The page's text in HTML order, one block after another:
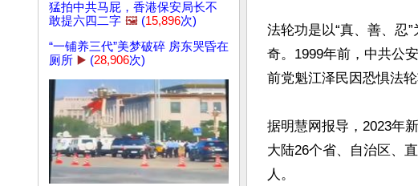
猛拍中共马屁，香港保安局长不
敢提六四二字 🖼️ (15,896次)
“一铺养三代”美梦破碎 房东哭昏在
厕所 ▶️ (28,906次)
法轮功是以“真、善、忍
奇。1999年前，中共公
前党魁江泽民因恐惧法
据明慧网报导，2023年
大陆26个省、自治区、
人。